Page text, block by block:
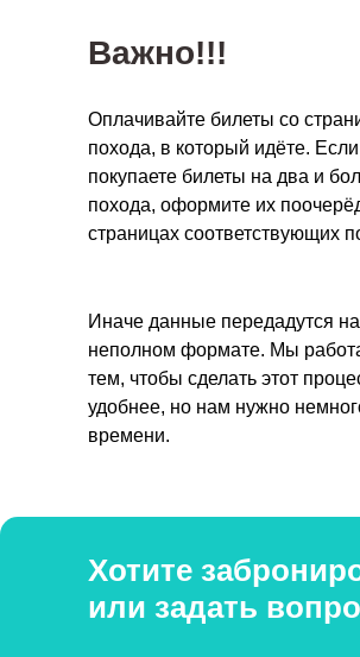
Важно!!!
Оплачивайте билеты со
похода, в который идёте. Если
покупаете билеты на два и
похода, оформите их
страницах соответствующих
Иначе данные передадутся
неполном формате. Мы
тем, чтобы сделать этот
удобнее, но нам нужно
времени.
Хотите
или задать